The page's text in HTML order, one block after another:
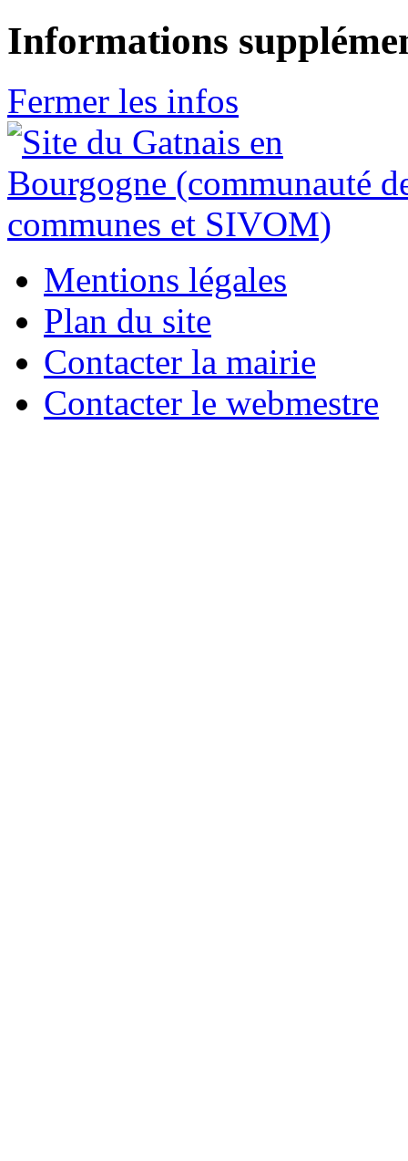
Informations
Fermer les infos
Mentions légales
Plan du site
Contacter la mairie
Contacter le webmestre